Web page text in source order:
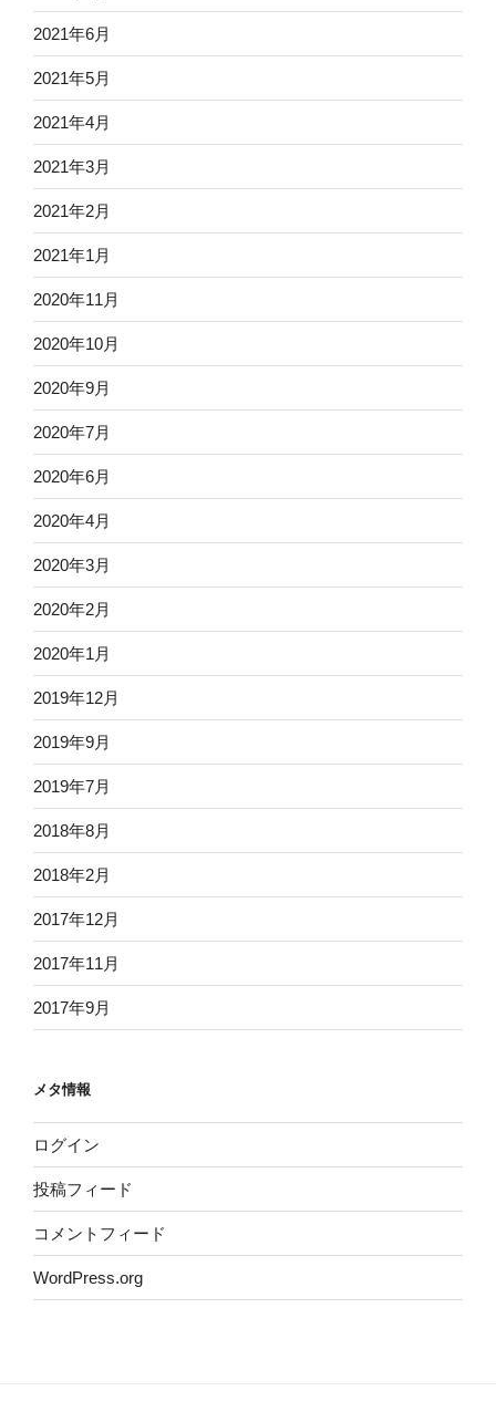
2021年6月
2021年5月
2021年4月
2021年3月
2021年2月
2021年1月
2020年11月
2020年10月
2020年9月
2020年7月
2020年6月
2020年4月
2020年3月
2020年2月
2020年1月
2019年12月
2019年9月
2019年7月
2018年8月
2018年2月
2017年12月
2017年11月
2017年9月
メタ情報
ログイン
投稿フィード
コメントフィード
WordPress.org